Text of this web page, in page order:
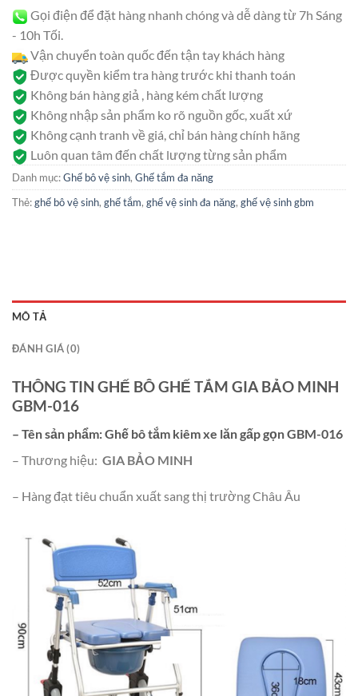
Gọi điện để đặt hàng nhanh chóng và dễ dàng từ 7h Sáng
- 10h Tối.
Vận chuyển toàn quốc đến tận tay khách hàng
Được quyền kiểm tra hàng trước khi thanh toán
Không bán hàng giả , hàng kém chất lượng
Không nhập sản phẩm ko rõ nguồn gốc, xuất xứ
Không cạnh tranh về giá, chỉ bán hàng chính hãng
Luôn quan tâm đến chất lượng từng sản phẩm
Danh mục:Ghế bô vệ sinh, Ghế tắm đa năng
Thẻ:ghế bô vệ sinh, ghế tắm, ghế vệ sinh đa năng, ghế vệ sinh gbm
MÔ TẢ
ĐÁNH GIÁ (0)
THÔNG TIN GHẾ BÔ GHẾ TẮM GIA BẢO MINH
GBM-016
– Tên sản phẩm:Ghế bô tắm kiêm xe lăn gấp gọn GBM-016
– Thương hiệu: GIA BẢO MINH
– Hàng đạt tiêu chuẩn xuất sang thị trường Châu Âu